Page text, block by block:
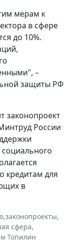
мерам к
в сфере
до 10%.
–
защиты РФ
законопроект
России
социального
кредитам для
в
,законопроекты,
сфера,
Топилин